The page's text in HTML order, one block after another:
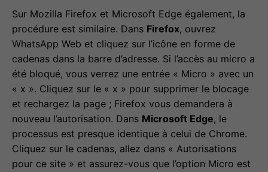
Sur Mozilla Firefox et Microsoft Edge également, la
procédure est similaire. Dans Firefox, ouvrez
WhatsApp Web et cliquez sur l’icône en forme de
cadenas dans la barre d’adresse. Si l’accès au micro a
été bloqué, vous verrez une entrée « Micro » avec un
« x ». Cliquez sur le « x » pour supprimer le blocage
et rechargez la page ; Firefox vous demandera à
nouveau l’autorisation. Dans Microsoft Edge, le
processus est presque identique à celui de Chrome.
Cliquez sur le cadenas, allez dans « Autorisations
pour ce site » et assurez-vous que l’option Micro est